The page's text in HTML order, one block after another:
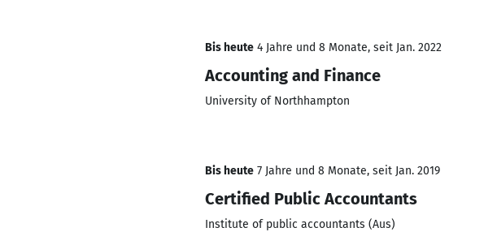
Bis heute 4 Jahre und 8 Monate, seit Jan. 2022
Accounting and Finance
University of Northhampton
Bis heute 7 Jahre und 8 Monate, seit Jan. 2019
Certified Public Accountants
Institute of public accountants (Aus)